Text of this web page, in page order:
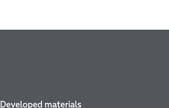
Developed materials